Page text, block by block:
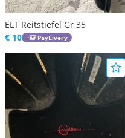
ELT Reitstiefel Gr 35
€ 10
PayLivery